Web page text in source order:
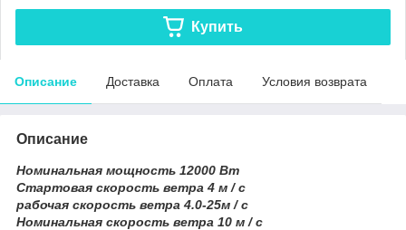
Купить
Описание Доставка Оплата Условия возврата
Описание
Номинальная мощность 12000 Вт
Стартовая скорость ветра 4 м / с
рабочая скорость ветра 4.0-25м / с
Номинальная скорость ветра 10 м / с